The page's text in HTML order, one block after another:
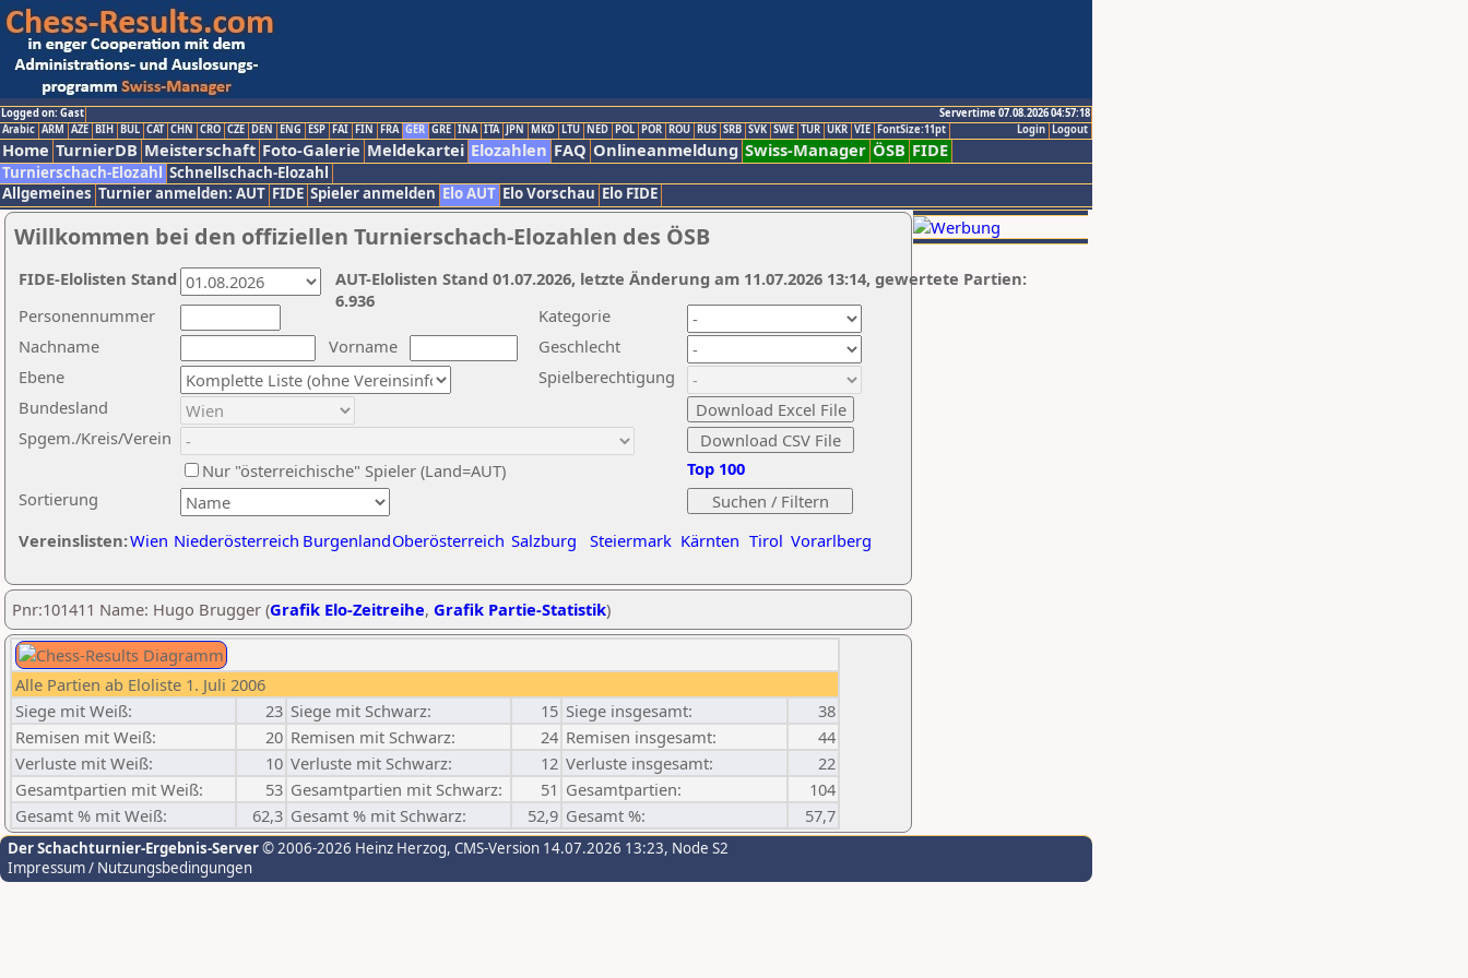
Logged on: Gast
Servertime 07.08.2026 04:57:18
Logout
Login
Arabic ARM AZE BIH BUL CAT CHN CRO CZE DEN ENG ESP FAI FIN FRA GER GRE INA ITA JPN MKD LTU NED POL POR ROU RUS SRB SVK SWE TUR UKR VIE FontSize:11pt
Home TurnierDB Meisterschaft Foto-Galerie Meldekartei Elozahlen FAQ Onlineanmeldung Swiss-Manager ÖSB FIDE
Turnierschach-Elozahl Schnellschach-Elozahl
Allgemeines Turnier anmelden: AUT FIDE Spieler anmelden Elo AUT Elo Vorschau Elo FIDE
Willkommen bei den offiziellen Turnierschach-Elozahlen des ÖSB
Nachname
Vorname
Ebene
Kategorie
Sortierung
Personennummer
Bundesland
Spgem./Kreis/Verein
Geschlecht
Nur "österreichische" Spieler (Land=AUT)
Spielberechtigung
Vereinslisten:Wien Niederösterreich BurgenlandOberösterreich Salzburg Steiermark Kärnten Tirol Vorarlberg
Top 100
AUT-Elolisten Stand 01.07.2026, letzte Änderung am 11.07.2026 13:14, gewertete Partien:
6.936
FIDE-Elolisten Stand
Pnr:101411 Name: Hugo Brugger (Grafik Elo-Zeitreihe, Grafik Partie-Statistik)
Alle Partien ab Eloliste 1. Juli 2006
Siege mit Weiß:
23 Siege mit Schwarz: 15 Siege insgesamt:
38
Remisen mit Weiß:
20 Remisen mit Schwarz: 24 Remisen insgesamt:
44
Verluste mit Weiß:
10 Verluste mit Schwarz: 12 Verluste insgesamt:
22
Gesamtpartien mit Weiß:
53 Gesamtpartien mit Schwarz: 51 Gesamtpartien:
104
Gesamt % mit Weiß:
62,3 Gesamt % mit Schwarz: 52,9 Gesamt %: 57,7
Der Schachturnier-Ergebnis-Server© 2006-2026 Heinz Herzog, CMS-Version 14.07.2026 13:23, Node S2
Impressum / Nutzungsbedingungen